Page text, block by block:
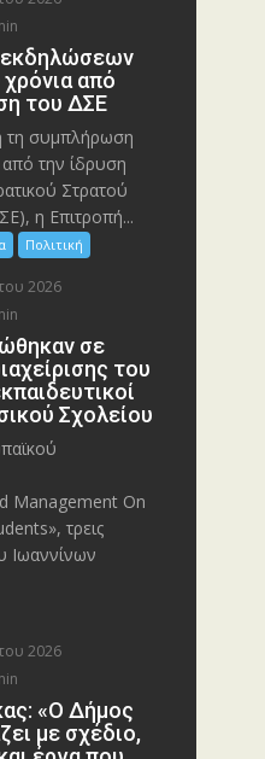
εκδηλώσεων
χρόνια από
του ΔΣΕ
συμπλήρωση
την ίδρυση
Στρατού
η Επιτροπή...
Πολιτική
2026
σε
του
Σχολείου
Management On
τρεις
Ιωαννίνων
2026
«Ο Δήμος
με σχέδιο,